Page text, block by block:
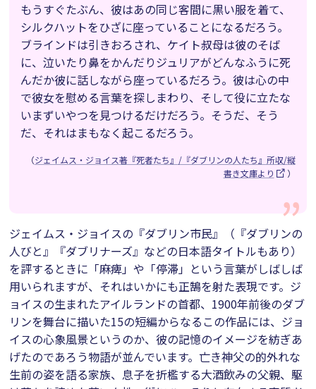
もうすぐたぶん、彼はあの同じ客間に黒い服を着て、
シルクハットをひざに座っていることになるだろう。
ブラインドは引きおろされ、ケイト叔母は彼のそば
に、泣いたり鼻をかんだりジュリアがどんなふうに死
んだか彼に話しながら座っているだろう。彼は心の中
で彼女を慰める言葉を探しまわり、そして役に立たな
いまずいやつを見つけるだけだろう。そうだ、そう
だ、それはまもなく起こるだろう。
（ジェイムス・ジョイス著『死者たち』/『ダブリンの人たち』所収/縦
書き文庫より
）
ジェイムス・ジョイスの『ダブリン市民』（『ダブリンの
人びと』『ダブリナーズ』などの日本語タイトルもあり）
を評するときに「麻痺」や「停滞」という言葉がしばしば
用いられますが、それはいかにも正鵠を射た表現です。ジ
ョイスの生まれたアイルランドの首都、1900年前後のダブ
リンを舞台に描いた15の短編からなるこの作品には、ジョ
イスの心象風景というのか、彼の記憶のイメージを紡ぎあ
げたのであろう物語が並んでいます。亡き神父の的外れな
生前の姿を語る家族、息子を折檻する大酒飲みの父親、駆